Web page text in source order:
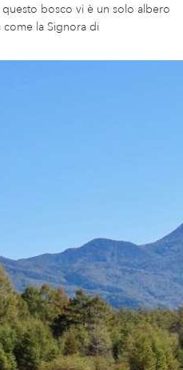
bosco vi è un solo albero
la Signora di